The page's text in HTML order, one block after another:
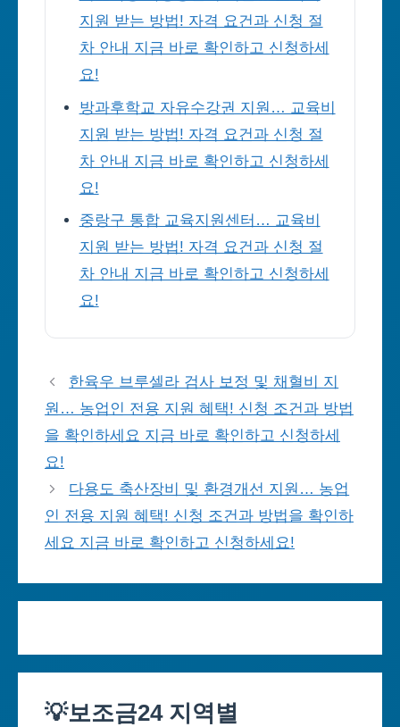
지원 받는 방법! 자격 요건과 신청 절
차 안내 지금 바로 확인하고 신청하세
요!
방과후학교 자유수강권 지원… 교육비
지원 받는 방법! 자격 요건과 신청 절
차 안내 지금 바로 확인하고 신청하세
요!
중랑구 통합 교육지원센터… 교육비
지원 받는 방법! 자격 요건과 신청 절
차 안내 지금 바로 확인하고 신청하세
요!
한육우 브루셀라 검사 보정 및 채혈비 지
원… 농업인 전용 지원 혜택! 신청 조건과 방법
을 확인하세요 지금 바로 확인하고 신청하세
요!
다용도 축산장비 및 환경개선 지원… 농업
인 전용 지원 혜택! 신청 조건과 방법을 확인하
세요 지금 바로 확인하고 신청하세요!
💡보조금24 지역별